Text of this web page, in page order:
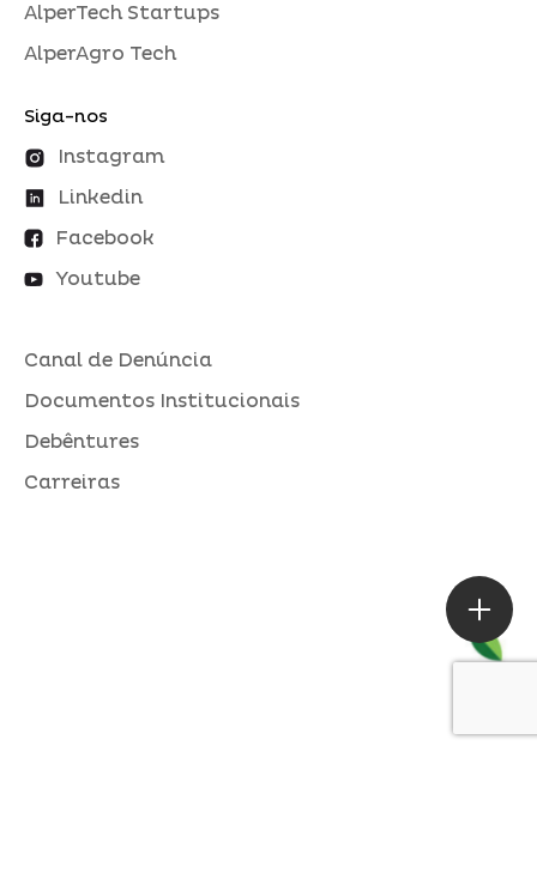
AlperTech Startups
AlperAgro Tech
Siga-nos
Instagram
Linkedin
Facebook
Youtube
Canal de Denúncia
Documentos Institucionais
Debêntures
Carreiras